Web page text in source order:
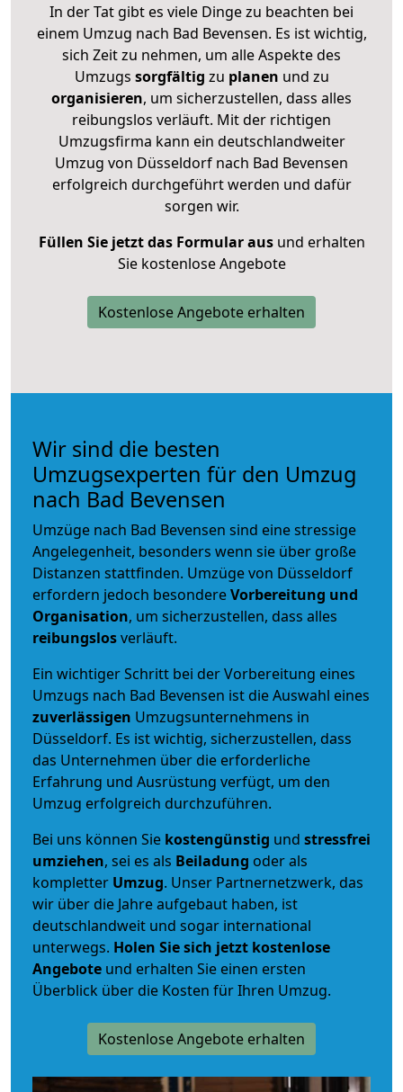
In der Tat gibt es viele Dinge zu beachten bei
einem Umzug nach Bad Bevensen. Es ist wichtig,
sich Zeit zu nehmen, um alle Aspekte des
Umzugs sorgfältig zu planen und zu
organisieren, um sicherzustellen, dass alles
reibungslos verläuft. Mit der richtigen
Umzugsfirma kann ein deutschlandweiter
Umzug von Düsseldorf nach Bad Bevensen
erfolgreich durchgeführt werden und dafür
sorgen wir.
Füllen Sie jetzt das Formular ausund erhalten
Sie kostenlose Angebote
Kostenlose Angebote erhalten
Wir sind die besten
Umzugsexperten für den Umzug
nach Bad Bevensen
Umzüge nach Bad Bevensen sind eine stressige
Angelegenheit, besonders wenn sie über große
Distanzen stattfinden. Umzüge von Düsseldorf
erfordern jedoch besondereVorbereitung und
Organisation, um sicherzustellen, dass alles
reibungslosverläuft.
Ein wichtiger Schritt bei der Vorbereitung eines
Umzugs nach Bad Bevensen ist die Auswahl eines
zuverlässigen Umzugsunternehmens in
Düsseldorf. Es ist wichtig, sicherzustellen, dass
das Unternehmen über die erforderliche
Erfahrung und Ausrüstung verfügt, um den
Umzug erfolgreich durchzuführen.
Bei uns können Sie kostengünstig und stressfrei
umziehen, sei es als Beiladung oder als
kompletter Umzug. Unser Partnernetzwerk, das
wir über die Jahre aufgebaut haben, ist
deutschlandweit und sogar international
unterwegs. Holen Sie sich jetzt kostenlose
Angebote und erhalten Sie einen ersten
Überblick über die Kosten für Ihren Umzug.
Kostenlose Angebote erhalten